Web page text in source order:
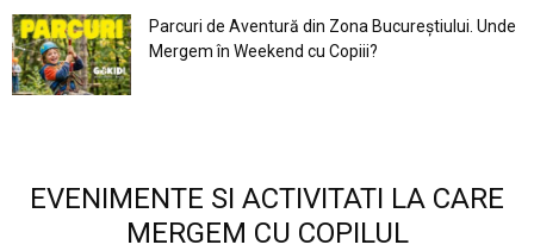
Parcuri de Aventură din Zona Bucureştiului. Unde
Mergem în Weekend cu Copiii?
EVENIMENTE SI ACTIVITATI LA CARE
MERGEM CU COPILUL